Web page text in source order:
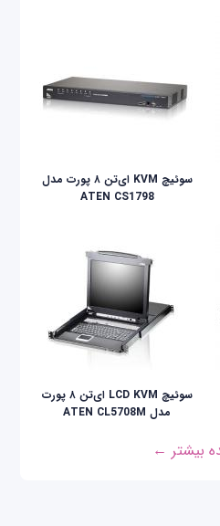
سوئیچ KVM ای‌تن ۸ پورت مدل
ATEN CS1798
سوئيچ LCD KVM ای‌تن ۸ پورت
مدل ATEN CL5708M
بیشتر ←